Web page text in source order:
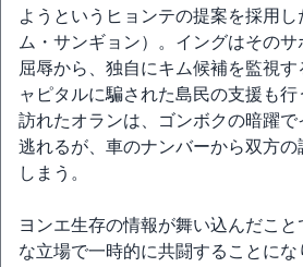
ようというヒョンテの提案を採用し
ム・サンギョン）。イングはその
屈辱から、独自にキム候補を監視
ャピタルに騙された島民の支援も
訪れたオランは、ゴンボクの暗躍で
逃れるが、車のナンバーから双方の
しまう。
ヨンエ生存の情報が舞い込んだこ
な立場で一時的に共闘することに